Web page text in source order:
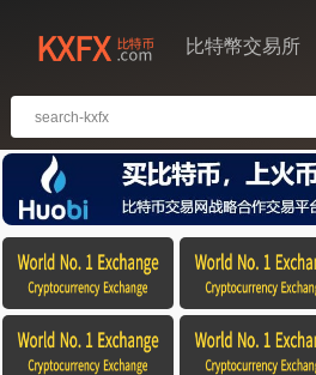
比特幣交易所